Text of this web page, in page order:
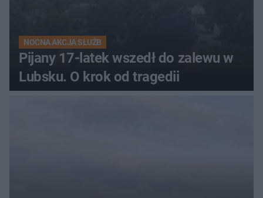
NOCNA AKCJA SŁUŻB
Pijany 17-latek wszedł do zalewu w
Lubsku. O krok od tragedii